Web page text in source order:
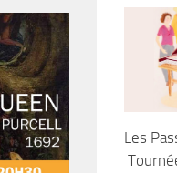
Les